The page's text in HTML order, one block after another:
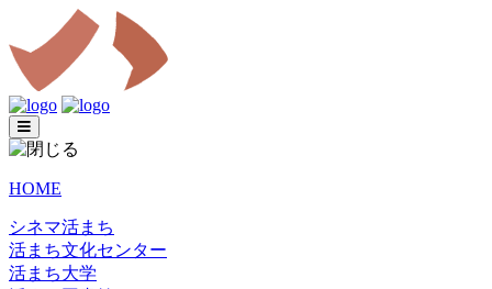
HOME
シネマ活まち
活まち文化センター
活まち大学